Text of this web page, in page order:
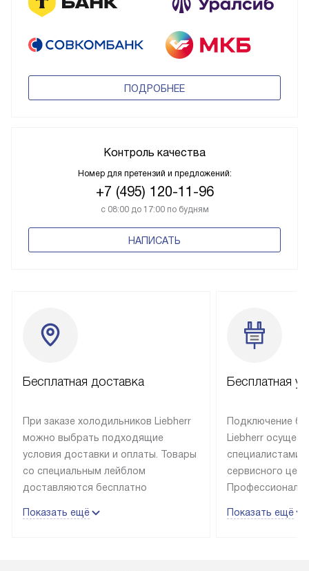
ПОДРОБНЕЕ
Контроль качества
Номер для претензий и предложений:
+7 (495) 120-11-96
с 08:00 до 17:00 по будням
НАПИСАТЬ
Бесплатная доставка
При заказе холодильников Liebherr
можно выбрать подходящие
условия доставки и оплаты. Товары
со специальным лейблом
доставляются бесплатно
до подъезда, выезд за МКАД
Показать ещё
Бесплатная
Подключение
Liebherr
специалистами
сервисного
эксплуатации
Показать ещё